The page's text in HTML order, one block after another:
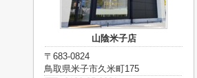
山陰米子店
〒683-0824
鳥取県米子市久米町175